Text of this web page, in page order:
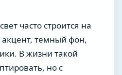
часто строится на
акцент, темный фон,
В жизни такой
но с